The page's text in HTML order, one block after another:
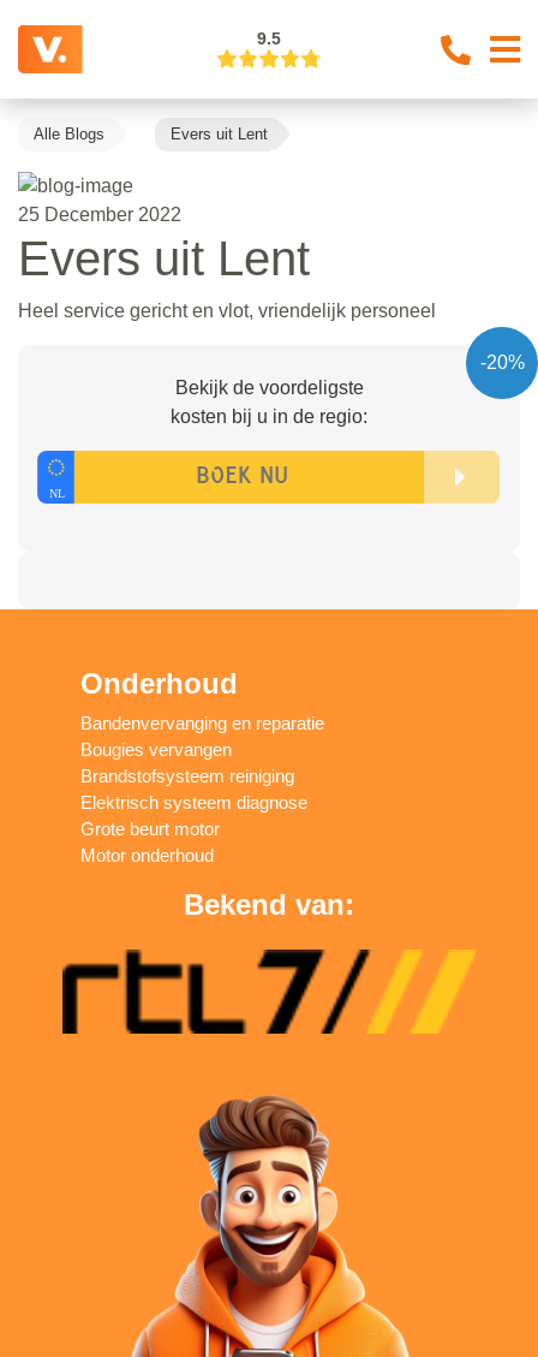
9.5
Alle Blogs Evers uit Lent
25 December 2022
Evers uit Lent
Heel service gericht en vlot, vriendelijk personeel
-20%
Bekijk de voordeligste
kosten bij u in de regio:
Onderhoud
Bandenvervanging en reparatie
Bougies vervangen
Brandstofsysteem reiniging
Elektrisch systeem diagnose
Grote beurt motor
Motor onderhoud
Bekend van: